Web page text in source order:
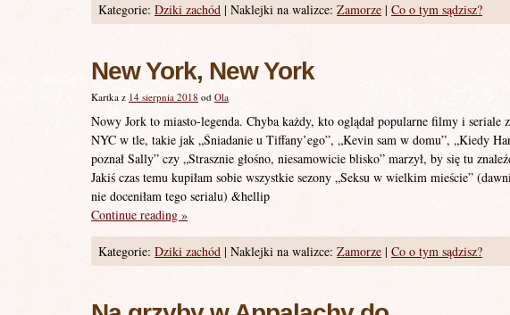
Kategorie: Dziki zachód | Naklejki na walizce: Zamorze | Co o tym sądzisz?
New York, New York
Kartka z 14 sierpnia 2018 od Ola
Nowy Jork to miasto-legenda. Chyba każdy, kto oglądał popularne filmy i seriale z
NYC w tle, takie jak „Śniadanie u Tiffany’ego”, „Kevin sam w domu”, „Kiedy
poznał Sally” czy „Strasznie głośno, niesamowicie blisko” marzył, by się tu
Jakiś czas temu kupiłam sobie wszystkie sezony „Seksu w wielkim mieście”
nie doceniłam tego serialu) &hellip
Continue reading »
Kategorie: Dziki zachód | Naklejki na walizce: Zamorze | Co o tym sądzisz?